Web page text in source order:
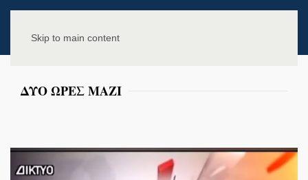
Skip to main content
ΔΥΟ ΩΡΕΣ ΜΑΖΙ